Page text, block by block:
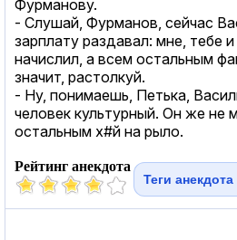
Фурманову.
- Слушай, Фурманов, сейчас
зарплату раздавал: мне, тебе
начислил, а всем остальным
значит, растолкуй.
- Ну, понимаешь, Петька,
человек культурный. Он же не
остальным х#й на рыло.
Рейтинг анекдота
Теги анекдота